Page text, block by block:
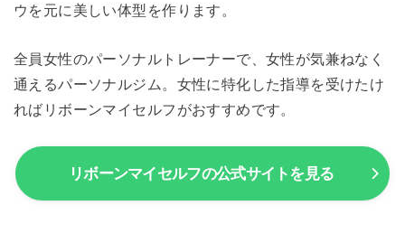
ウを元に美しい体型を作ります。
全員女性のパーソナルトレーナーで、女性が気兼ねなく
通えるパーソナルジム。女性に特化した指導を受けたけ
ればリボーンマイセルフがおすすめです。
リボーンマイセルフの公式サイトを見る